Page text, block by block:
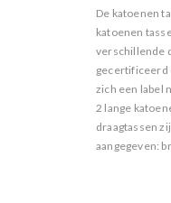
De katoenen
katoenen
verschillende
gecertificeerd
zich een label
2 lange
draagtassen
aangegeven: